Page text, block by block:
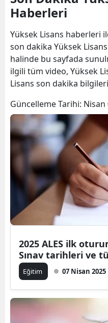
Haberleri
Yüksek Lisans haberleri
son dakika Yüksek
halinde bu sayfada
ilgili tüm video, Yüksek
Lisans son dakika
Güncelleme Tarihi: Nisan
2025 ALES ilk
Sınav tarihleri ve
Eğitim 07 Nisan 2025